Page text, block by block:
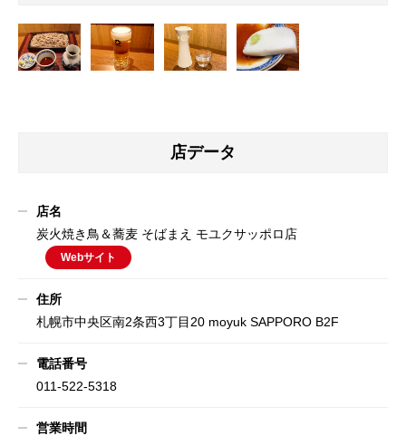
店データ
店名
炭火焼き鳥＆蕎麦 そばまえ モユクサッポロ店
Webサイト
住所
札幌市中央区南2条西3丁目20 moyuk SAPPORO B2F
電話番号
011-522-5318
営業時間